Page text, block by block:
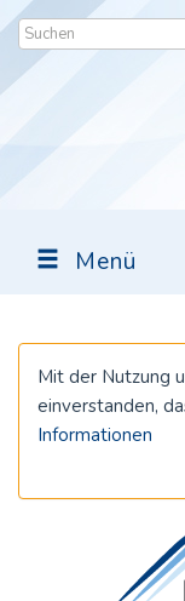
Menü
Mit der Nutzung
einverstanden,
Informationen